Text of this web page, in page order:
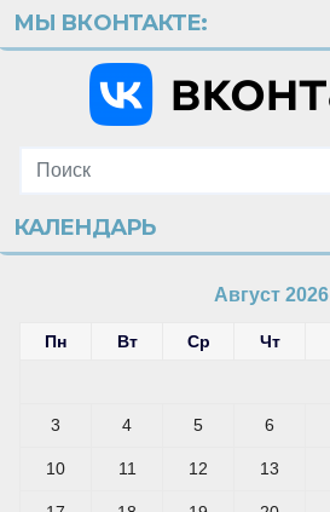
МЫ ВКОНТАКТЕ:
КАЛЕНДАРЬ
Август 2026
Пн Вт Ср Чт
3 4 5 6
10 11 12 13